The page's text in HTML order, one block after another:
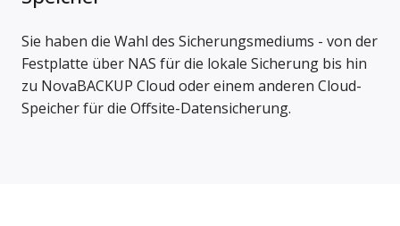
Sie haben die Wahl des Sicherungsmediums - von der
Festplatte über NAS für die lokale Sicherung bis hin
zu NovaBACKUP Cloud oder einem anderen Cloud-
Speicher für die Offsite-Datensicherung.